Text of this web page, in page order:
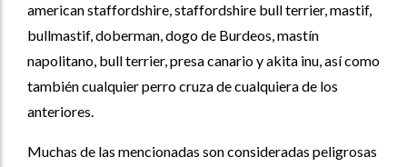
american staffordshire, staffordshire bull terrier, mastif,
bullmastif, doberman, dogo de Burdeos, mastín
napolitano, bull terrier, presa canario y akita inu, así como
también cualquier perro cruza de cualquiera de los
anteriores.
Muchas de las mencionadas son consideradas peligrosas